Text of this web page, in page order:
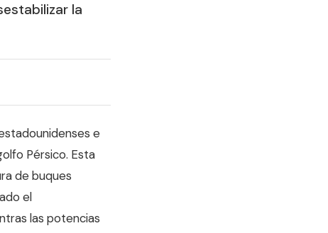
la
e
Pérsico. Esta
de buques
el
las potencias